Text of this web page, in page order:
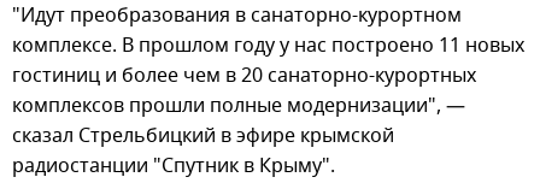
"Идут преобразования в санаторно-курортном
комплексе. В прошлом году у нас построено 11 новых
гостиниц и более чем в 20 санаторно-курортных
комплексов прошли полные модернизации", —
сказал Стрельбицкий в эфире крымской
радиостанции "Спутник в Крыму".